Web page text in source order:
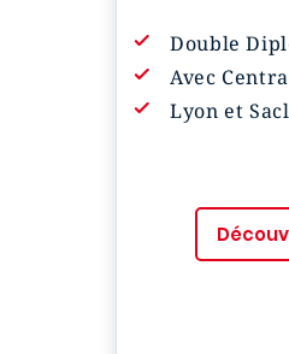
Double
Avec
Lyon et